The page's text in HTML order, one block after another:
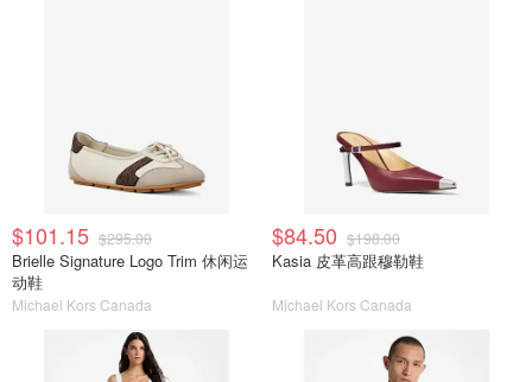
$101.15 $295.00
Brielle Signature Logo Trim 休闲运
动鞋
Michael Kors Canada
$84.50 $198.00
Kasia 皮革高跟穆勒鞋
Michael Kors Canada